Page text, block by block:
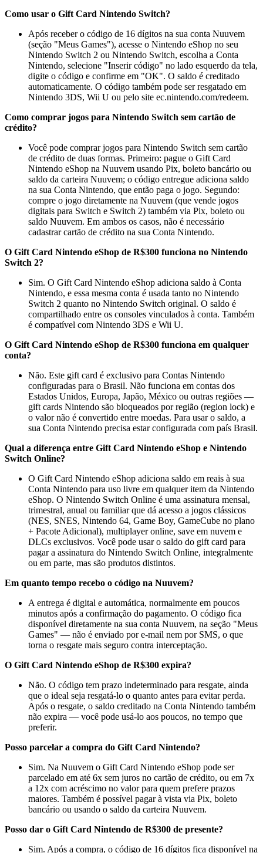
Como usar o Gift Card Nintendo Switch?
Após receber o código de 16 dígitos na sua conta Nuuvem
(seção "Meus Games"), acesse o Nintendo eShop no seu
Nintendo Switch 2 ou Nintendo Switch, escolha a Conta
Nintendo, selecione "Inserir código" no lado esquerdo da tela,
digite o código e confirme em "OK". O saldo é creditado
automaticamente. O código também pode ser resgatado em
Nintendo 3DS, Wii U ou pelo site ec.nintendo.com/redeem.
Como comprar jogos para Nintendo Switch sem cartão de
crédito?
Você pode comprar jogos para Nintendo Switch sem cartão
de crédito de duas formas. Primeiro: pague o Gift Card
Nintendo eShop na Nuuvem usando Pix, boleto bancário ou
saldo da carteira Nuuvem; o código entregue adiciona saldo
na sua Conta Nintendo, que então paga o jogo. Segundo:
compre o jogo diretamente na Nuuvem (que vende jogos
digitais para Switch e Switch 2) também via Pix, boleto ou
saldo Nuuvem. Em ambos os casos, não é necessário
cadastrar cartão de crédito na sua Conta Nintendo.
O Gift Card Nintendo eShop de R$300 funciona no Nintendo
Switch 2?
Sim. O Gift Card Nintendo eShop adiciona saldo à Conta
Nintendo, e essa mesma conta é usada tanto no Nintendo
Switch 2 quanto no Nintendo Switch original. O saldo é
compartilhado entre os consoles vinculados à conta. Também
é compatível com Nintendo 3DS e Wii U.
O Gift Card Nintendo eShop de R$300 funciona em qualquer
conta?
Não. Este gift card é exclusivo para Contas Nintendo
configuradas para o Brasil. Não funciona em contas dos
Estados Unidos, Europa, Japão, México ou outras regiões —
gift cards Nintendo são bloqueados por região (region lock) e
o valor não é convertido entre moedas. Para usar o saldo, a
sua Conta Nintendo precisa estar configurada com país Brasil.
Qual a diferença entre Gift Card Nintendo eShop e Nintendo
Switch Online?
O Gift Card Nintendo eShop adiciona saldo em reais à sua
Conta Nintendo para uso livre em qualquer item da Nintendo
eShop. O Nintendo Switch Online é uma assinatura mensal,
trimestral, anual ou familiar que dá acesso a jogos clássicos
(NES, SNES, Nintendo 64, Game Boy, GameCube no plano
+ Pacote Adicional), multiplayer online, save em nuvem e
DLCs exclusivos. Você pode usar o saldo do gift card para
pagar a assinatura do Nintendo Switch Online, integralmente
ou em parte, mas são produtos distintos.
Em quanto tempo recebo o código na Nuuvem?
A entrega é digital e automática, normalmente em poucos
minutos após a confirmação do pagamento. O código fica
disponível diretamente na sua conta Nuuvem, na seção "Meus
Games" — não é enviado por e-mail nem por SMS, o que
torna o resgate mais seguro contra interceptação.
O Gift Card Nintendo eShop de R$300 expira?
Não. O código tem prazo indeterminado para resgate, ainda
que o ideal seja resgatá-lo o quanto antes para evitar perda.
Após o resgate, o saldo creditado na Conta Nintendo também
não expira — você pode usá-lo aos poucos, no tempo que
preferir.
Posso parcelar a compra do Gift Card Nintendo?
Sim. Na Nuuvem o Gift Card Nintendo eShop pode ser
parcelado em até 6x sem juros no cartão de crédito, ou em 7x
a 12x com acréscimo no valor para quem prefere prazos
maiores. Também é possível pagar à vista via Pix, boleto
bancário ou usando o saldo da carteira Nuuvem.
Posso dar o Gift Card Nintendo de R$300 de presente?
Sim. Após a compra, o código de 16 dígitos fica disponível na